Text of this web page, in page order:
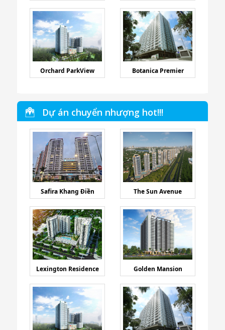
Orchard ParkView Botanica Premier
Dự án chuyển nhượng hot!!!
Safira Khang Điền The Sun Avenue
Lexington Residence Golden Mansion